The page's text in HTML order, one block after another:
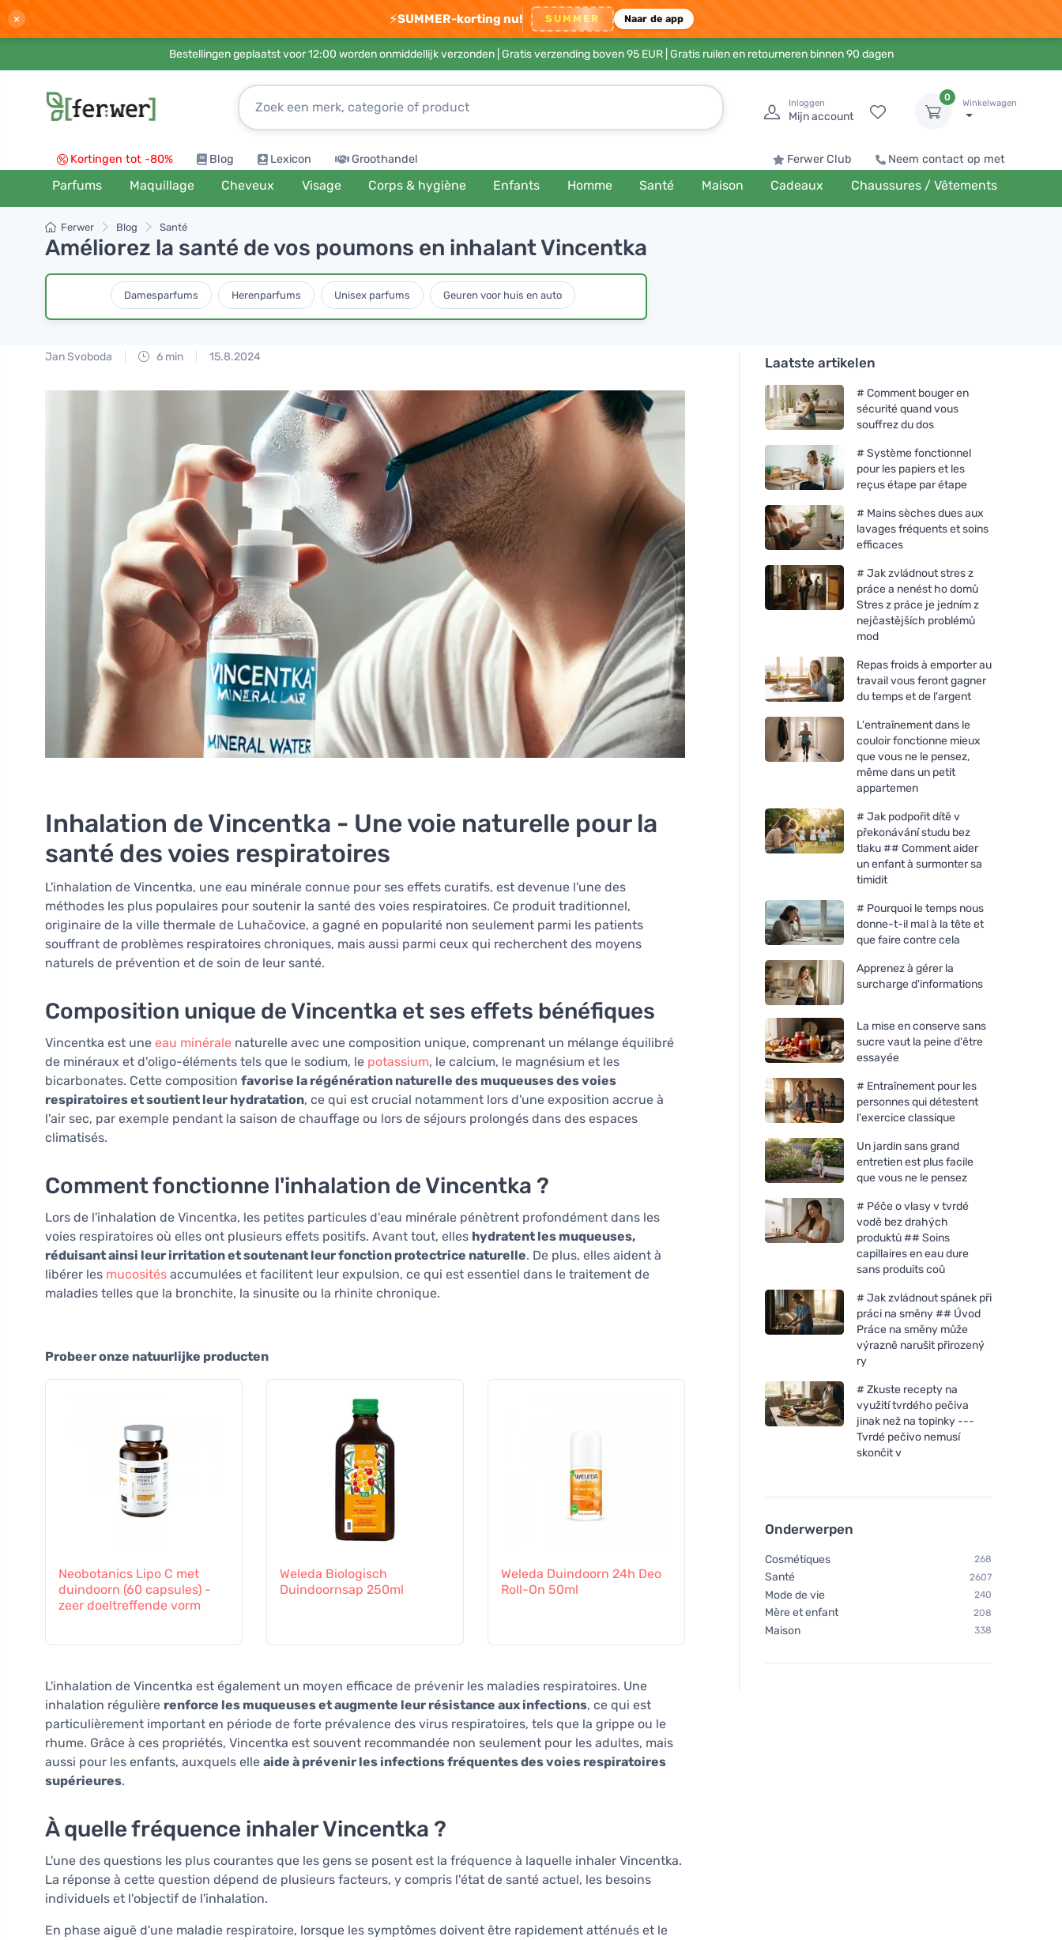
× ⚡SUMMER-korting nu! SUMMER Naar de app
Bestellingen geplaatst voor 12:00 worden onmiddellijk verzonden | Gratis verzending boven 95 EUR| Gratis ruilen en retourneren binnen 90 dagen
Inloggen
Mijn account
0
Winkelwagen
Kortingen tot -80% Blog Lexicon Groothandel Ferwer Club Neem contact op met
Parfums Maquillage Cheveux Visage Corps & hygiène Enfants Homme Santé Maison Cadeaux Chaussures / Vêtements
Ferwer Blog Santé
Améliorez la santé de vos poumons en inhalant Vincentka
Damesparfums Herenparfums Unisex parfums Geuren voor huis en auto
Jan Svoboda 6 min 15.8.2024
Inhalation de Vincentka - Une voie naturelle pour la
santé des voies respiratoires
L'inhalation de Vincentka, une eau minérale connue pour ses effets curatifs, est devenue l'une des
méthodes les plus populaires pour soutenir la santé des voies respiratoires. Ce produit traditionnel,
originaire de la ville thermale de Luhačovice, a gagné en popularité non seulement parmi les patients
souffrant de problèmes respiratoires chroniques, mais aussi parmi ceux qui recherchent des moyens
naturels de prévention et de soin de leur santé.
Composition unique de Vincentka et ses effets bénéfiques
Vincentka est une eau minérale naturelle avec une composition unique, comprenant un mélange équilibré
de minéraux et d'oligo-éléments tels que le sodium, le potassium, le calcium, le magnésium et les
bicarbonates. Cette composition favorise la régénération naturelle des muqueuses des voies
respiratoires et soutient leur hydratation, ce qui est crucial notamment lors d'une exposition accrue à
l'air sec, par exemple pendant la saison de chauffage ou lors de séjours prolongés dans des espaces
climatisés.
Comment fonctionne l'inhalation de Vincentka ?
Lors de l'inhalation de Vincentka, les petites particules d'eau minérale pénètrent profondément dans les
voies respiratoires où elles ont plusieurs effets positifs. Avant tout, elles hydratent les muqueuses,
réduisant ainsi leur irritation et soutenant leur fonction protectrice naturelle. De plus, elles aident à
libérer les mucosités accumulées et facilitent leur expulsion, ce qui est essentiel dans le traitement de
maladies telles que la bronchite, la sinusite ou la rhinite chronique.
Probeer onze natuurlijke producten
Neobotanics Lipo C met
duindoorn (60 capsules) -
zeer doeltreffende vorm
Weleda Biologisch
Duindoornsap 250ml
Weleda Duindoorn 24h Deo
Roll-On 50ml
L'inhalation de Vincentka est également un moyen efficace de prévenir les maladies respiratoires. Une
inhalation régulière renforce les muqueuses et augmente leur résistance aux infections, ce qui est
particulièrement important en période de forte prévalence des virus respiratoires, tels que la grippe ou le
rhume. Grâce à ces propriétés, Vincentka est souvent recommandée non seulement pour les adultes, mais
aussi pour les enfants, auxquels elle aide à prévenir les infections fréquentes des voies respiratoires
supérieures.
À quelle fréquence inhaler Vincentka ?
L'une des questions les plus courantes que les gens se posent est la fréquence à laquelle inhaler Vincentka.
La réponse à cette question dépend de plusieurs facteurs, y compris l'état de santé actuel, les besoins
individuels et l'objectif de l'inhalation.
En phase aiguë d'une maladie respiratoire, lorsque les symptômes doivent être rapidement atténués et le
Laatste artikelen
# Comment bouger en
sécurité quand vous
souffrez du dos
# Système fonctionnel
pour les papiers et les
reçus étape par étape
# Mains sèches dues aux
lavages fréquents et soins
efficaces
# Jak zvládnout stres z
práce a nenést ho domů
Stres z práce je jedním z
nejčastějších problémů
mod
Repas froids à emporter au
travail vous feront gagner
du temps et de l'argent
L'entraînement dans le
couloir fonctionne mieux
que vous ne le pensez,
même dans un petit
appartemen
# Jak podpořit dítě v
překonávání studu bez
tlaku ## Comment aider
un enfant à surmonter sa
timidit
# Pourquoi le temps nous
donne-t-il mal à la tête et
que faire contre cela
Apprenez à gérer la
surcharge d'informations
La mise en conserve sans
sucre vaut la peine d'être
essayée
# Entraînement pour les
personnes qui détestent
l'exercice classique
Un jardin sans grand
entretien est plus facile
que vous ne le pensez
# Péče o vlasy v tvrdé
vodě bez drahých
produktů ## Soins
capillaires en eau dure
sans produits coû
# Jak zvládnout spánek při
práci na směny ## Úvod
Práce na směny může
výrazně narušit přirozený
ry
# Zkuste recepty na
využití tvrdého pečiva
jinak než na topinky ---
Tvrdé pečivo nemusí
skončit v
Onderwerpen
Cosmétiques 268
Santé 2607
Mode de vie 240
Mère et enfant 208
Maison 338